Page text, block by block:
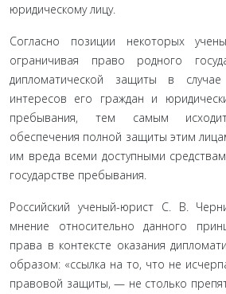
юридическо­му лицу.
Согласно позиции некоторых
ограничивая право родного
дипломати­ческой защиты в
интересов его граж­дан и
пребывания, тем самым
обеспечения полной защиты этим
им вреда всеми доступными
государстве пребывания.
Российский ученый-юрист С. В.
мнение относительно данного
права в контексте оказания
образом: «ссылка на то, что не
правовой за­щиты, — не столько